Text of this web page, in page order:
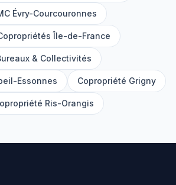
Évry-Courcouronnes
Île-de-France
& Collectivités
Essonnes Copropriété Grigny
Ris-Orangis